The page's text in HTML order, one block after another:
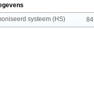
systeem (HS)